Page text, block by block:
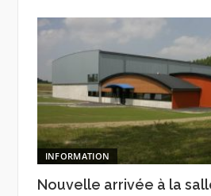
INFORMATION
Nouvelle arrivée à la